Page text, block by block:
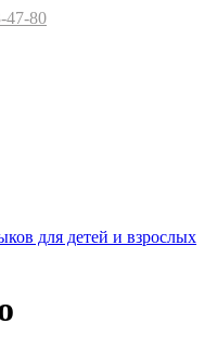
47-80
для детей и взрослых